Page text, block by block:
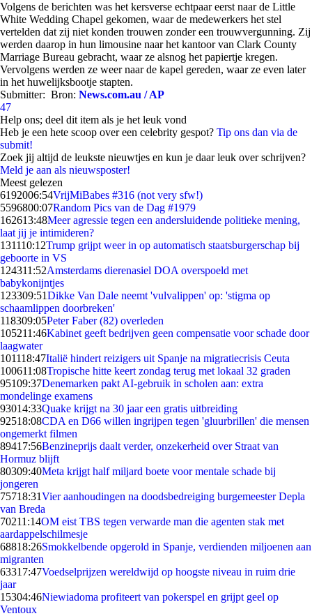
Volgens de berichten was het kersverse echtpaar eerst naar de Little
White Wedding Chapel gekomen, waar de medewerkers het stel
vertelden dat zij niet konden trouwen zonder een trouwvergunning. Zij
werden daarop in hun limousine naar het kantoor van Clark County
Marriage Bureau gebracht, waar ze alsnog het papiertje kregen.
Vervolgens werden ze weer naar de kapel gereden, waar ze even later
in het huwelijksbootje stapten.
Submitter: Bron: News.com.au / AP
47
Help ons; deel dit item als je het leuk vond
Heb je een hete scoop over een celebrity gespot? Tip ons dan via de
submit!
Zoek jij altijd de leukste nieuwtjes en kun je daar leuk over schrijven?
Meld je aan als nieuwsposter!
Meest gelezen
6192006:54VrijMiBabes #316 (not very sfw!)
5596800:07Random Pics van de Dag #1979
162613:48Meer agressie tegen een andersluidende politieke mening,
laat jij je intimideren?
131110:12Trump grijpt weer in op automatisch staatsburgerschap bij
geboorte in VS
124311:52Amsterdams dierenasiel DOA overspoeld met
babykonijntjes
123309:51Dikke Van Dale neemt 'vulvalippen' op: 'stigma op
schaamlippen doorbreken'
118309:05Peter Faber (82) overleden
105211:46Kabinet geeft bedrijven geen compensatie voor schade door
laagwater
101118:47Italië hindert reizigers uit Spanje na migratiecrisis Ceuta
100611:08Tropische hitte keert zondag terug met lokaal 32 graden
95109:37Denemarken pakt AI-gebruik in scholen aan: extra
mondelinge examens
93014:33Quake krijgt na 30 jaar een gratis uitbreiding
92518:08CDA en D66 willen ingrijpen tegen 'gluurbrillen' die mensen
ongemerkt filmen
89417:56Benzineprijs daalt verder, onzekerheid over Straat van
Hormuz blijft
80309:40Meta krijgt half miljard boete voor mentale schade bij
jongeren
75718:31Vier aanhoudingen na doodsbedreiging burgemeester Depla
van Breda
70211:14OM eist TBS tegen verwarde man die agenten stak met
aardappelschilmesje
68818:26Smokkelbende opgerold in Spanje, verdienden miljoenen aan
migranten
63317:47Voedselprijzen wereldwijd op hoogste niveau in ruim drie
jaar
15304:46Niewiadoma profiteert van pokerspel en grijpt geel op
Ventoux